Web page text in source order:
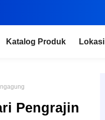
Katalog Produk Lokasi
Pengrajin